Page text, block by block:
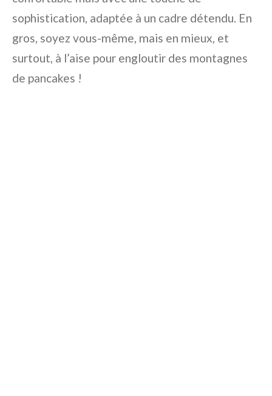
sophistication, adaptée à un cadre détendu. En
gros, soyez vous-même, mais en mieux, et
surtout, à l’aise pour engloutir des montagnes
de pancakes !